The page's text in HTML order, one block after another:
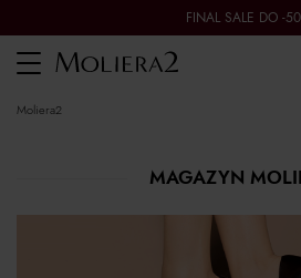
FINAL SALE DO -
Toggle
navigation
moliera2
MAGAZYN